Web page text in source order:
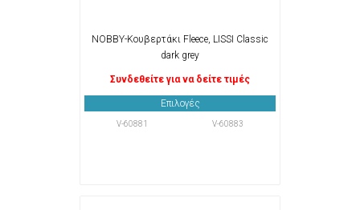
NOBBY-Κουβερτάκι Fleece, LISSI Classic
dark grey
Συνδεθείτε για να δείτε τιμές
Επιλογές
V-60881 V-60883